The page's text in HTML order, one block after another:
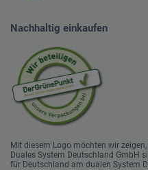
Nachhaltig einkaufen
Mit diesem Logo möchten wir
Duales System Deutschland GmbH
für Deutschland am dualen System